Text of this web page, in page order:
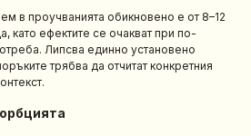
в проучванията обикновено е от 8–12
като ефектите се очакват при по-
Липсва единно установено
трябва да отчитат конкретния